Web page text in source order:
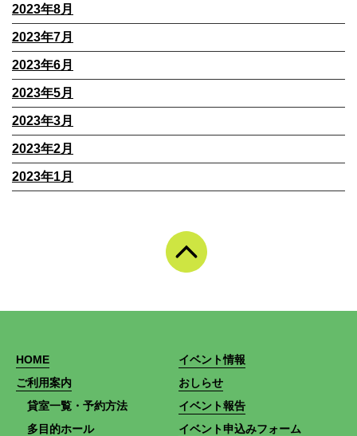
2023年8月
2023年7月
2023年6月
2023年5月
2023年3月
2023年2月
2023年1月
HOME
ご利用案内
貸室一覧・予約方法
多目的ホール
イベント情報
おしらせ
イベント報告
イベント申込みフォーム